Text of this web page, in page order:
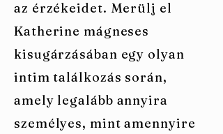
az érzékeidet. Merülj el
Katherine mágneses
kisugárzásában egy olyan
intim találkozás során,
amely legalább annyira
személyes, mint amennyire